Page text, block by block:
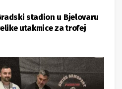
stadion u Bjelovaru
utakmice za trofej